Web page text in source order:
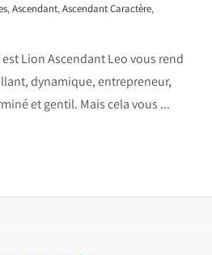
,Ascendant,Ascendant Caractère,
Lion Ascendant Leo vous rend
dynamique, entrepreneur,
et gentil. Mais cela vous ...